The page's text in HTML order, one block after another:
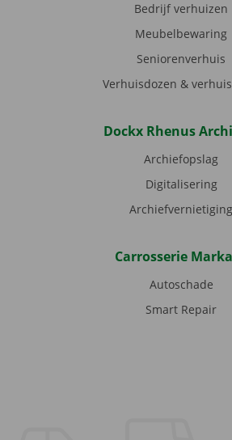
Bedrijf verhuizen
Meubelbewaring
Seniorenverhuis
Verhuisdozen &
Dockx Rhenus
Archiefopslag
Digitalisering
Archiefvernietiging
Carrosserie
Autoschade
Smart Repair